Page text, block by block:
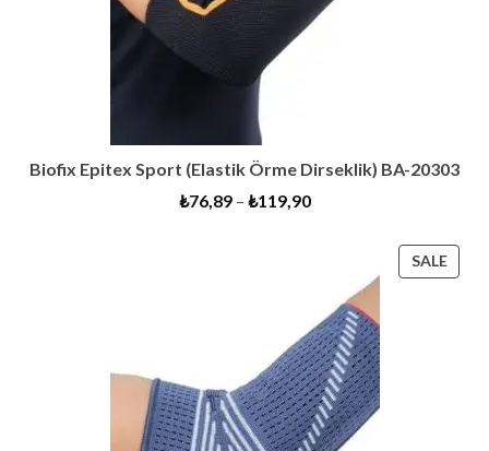
Biofix Epitex Sport (Elastik Örme Dirseklik) BA-20303
₺76,89– ₺119,90
SALE
ON